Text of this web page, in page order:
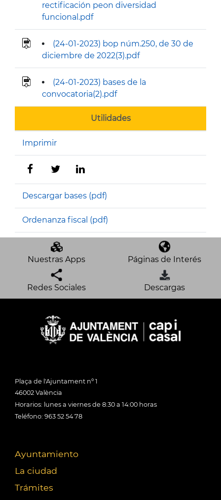
rectificación peon diversidad
funcional.pdf
(24-01-2023) bop núm.250, de 30 de
diciembre de 2022(3).pdf
(24-01-2023) bases de la
convocatoria(2).pdf
Utilidades
Imprimir
Descargar bases (pdf)
Ordenanza fiscal (pdf)
Nuestras Apps Páginas de Interés
Redes Sociales Descargas
Plaça de l'Ajuntament nº 1
46002 València
Horarios: lunes a viernes de 8:30 a 14:00 horas
Teléfono: 963 52 54 78
Ayuntamiento
La ciudad
Trámites